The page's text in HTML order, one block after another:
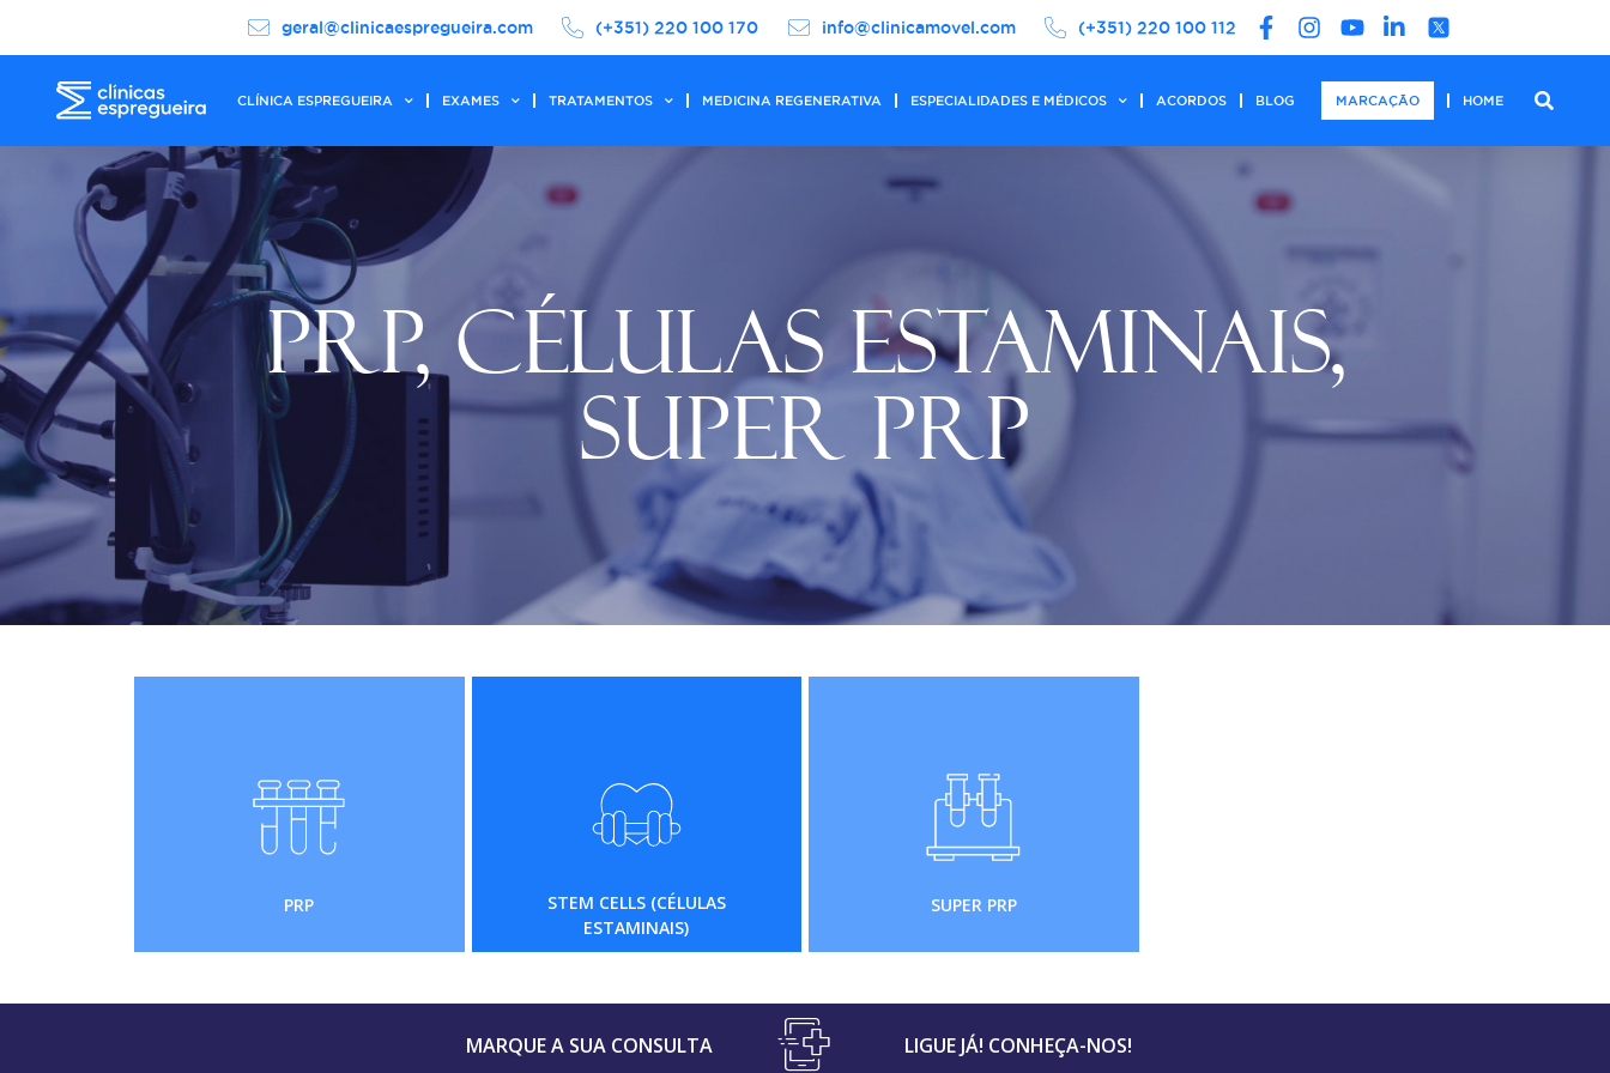
geral@clinicaespregueira.com (+351) 220 100 170 info@clinicamovel.com (+351) 220 100 112
CLÍNICA ESPREGUEIRA EXAMES TRATAMENTOS MEDICINA REGENERATIVA ESPECIALIDADES E MÉDICOS ACORDOS BLOG MARCAÇÃO HOME
PRP, CÉLULAS ESTAMINAIS,
SUPER PRP
PRP
STEM CELLS (CÉLULAS
ESTAMINAIS)
SUPER PRP
MARQUE A SUA CONSULTA LIGUE JÁ! CONHEÇA-NOS!